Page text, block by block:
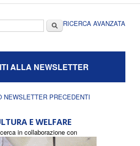
CercaRICERCA AVANZATA
ALLA NEWSLETTER
NEWSLETTER PRECEDENTI
E WELFARE
in collaborazione con